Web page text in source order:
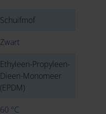
Schuifmof
Zwart
Ethyleen-Propyleen-
Dieen-Monomeer
(EPDM)
60 °C